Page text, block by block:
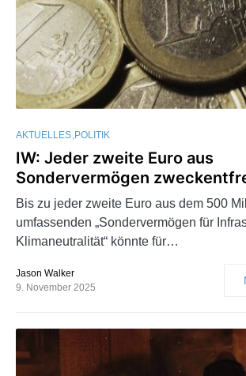
AKTUELLES POLITIK
IW: Jeder zweite Euro aus
Sondervermögen
Bis zu jeder zweite Euro aus dem 500
umfassenden „Sondervermögen für
Klimaneutralität“ könnte für…
Jason Walker
9. November 2025